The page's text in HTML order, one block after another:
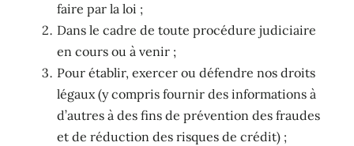
faire par la loi ;
Dans le cadre de toute procédure judiciaire
en cours ou à venir ;
Pour établir, exercer ou défendre nos droits
légaux (y compris fournir des informations à
d’autres à des fins de prévention des fraudes
et de réduction des risques de crédit) ;